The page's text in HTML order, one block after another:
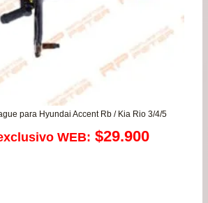
para Hyundai Accent Rb / Kia Rio 3/4/5
WEB: $29.900